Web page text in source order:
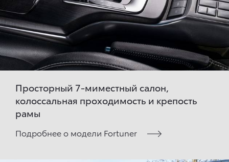
Просторный 7-миместный салон,
колоссальная проходимость и крепость
рамы
Подробнее о модели Fortuner